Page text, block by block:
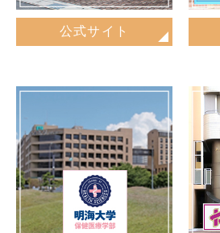
公式サイト